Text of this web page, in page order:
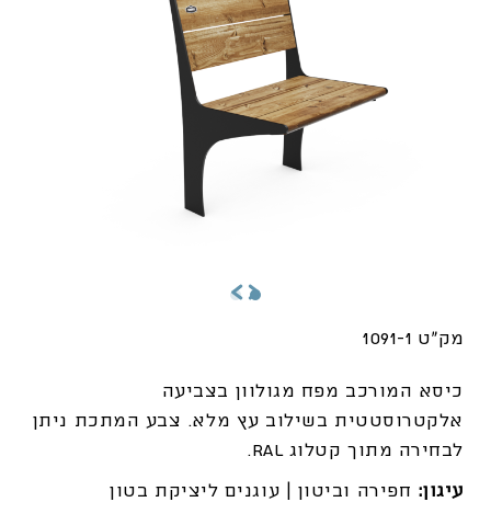
מק"ט 1091-1
כיסא המורכב מפח מגולוון בצביעה
אלקטרוסטטית בשילוב עץ מלא. צבע המתכת ניתן
לבחירה מתוך קטלוג RAL.
עיגון: חפירה וביטון | עוגנים ליציקת בטון